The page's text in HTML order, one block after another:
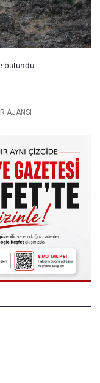
bulundu
AJANSI